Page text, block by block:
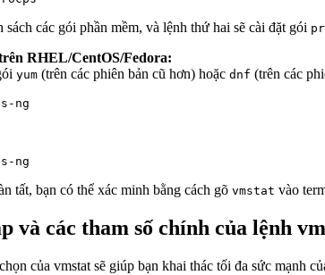
sách các gói phần mềm, và lệnh thứ hai sẽ cài đặt gói
RHEL/CentOS/Fedora:
yum (trên các phiên bản cũ hơn) hoặc dnf (trên các
tất, bạn có thể xác minh bằng cách gõ vmstat vào
và các tham số chính của lệnh
của vmstat sẽ giúp bạn khai thác tối đa sức mạnh